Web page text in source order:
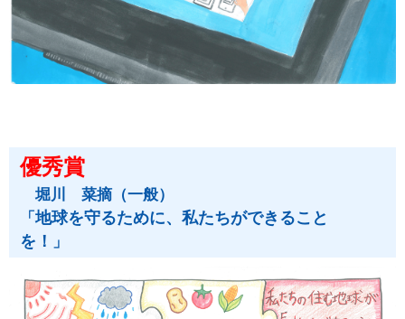
優秀賞
堀川 菜摘（一般）
「地球を守るために、私たちができること
を！
」